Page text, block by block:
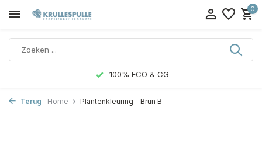
0
100% ECO & CG
Terug Home Plantenkleuring - Brun B